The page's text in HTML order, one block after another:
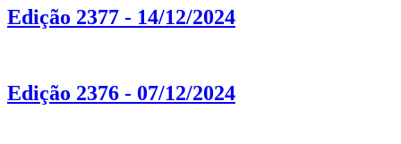
Edição 2377 - 14/12/2024
Edição 2376 - 07/12/2024